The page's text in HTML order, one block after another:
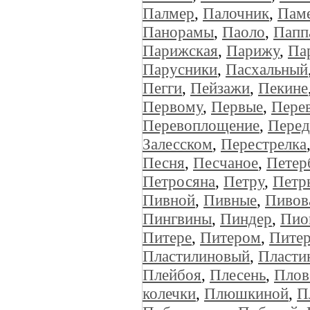
Палмер, Палочник,
Панорамы, Паоло,
Парижская, Парижу,
Парусники, Пасхальный
Пегги, Пейзажи, Пекине
Первому, Первые,
Перевоплощение, Перед
Залесском, Перестрелка
Песня, Песчаное,
Петросяна, Петру,
Пивной, Пивные,
Пингвины, Пиндер,
Питере, Питером,
Пластилиновый,
Плейбоя, Плесень,
колечки, Плюшкиной,